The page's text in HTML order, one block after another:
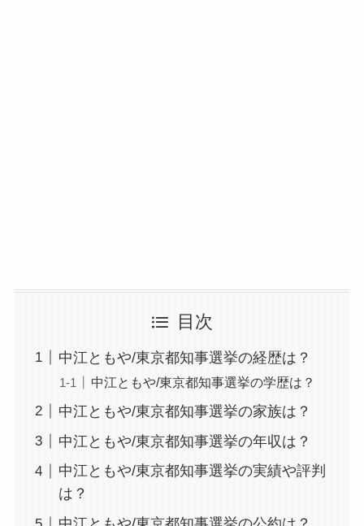
目次
中江ともや/東京都知事選挙の経歴は？
中江ともや/東京都知事選挙の学歴は？
中江ともや/東京都知事選挙の家族は？
中江ともや/東京都知事選挙の年収は？
中江ともや/東京都知事選挙の実績や評判
は？